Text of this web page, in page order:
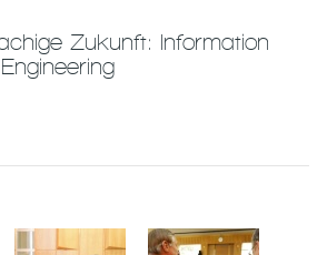
Zukunft: Information